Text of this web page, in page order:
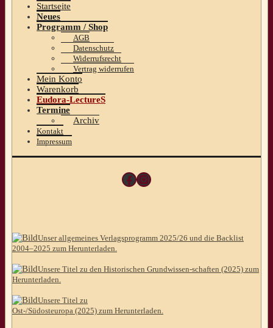
Startseite
Neues
Programm / Shop
AGB
Datenschutz
Widerrufsrecht
Vertrag widerrufen
Mein Konto
Warenkorb
Eudora-LectureS
Termine
Archiv
Kontakt
Impressum
Facebook
Instagram
Unser allgemeines Verlagsprogramm 2025/26 und die Backlist
2004–2025 zum Herunterladen.
Unsere Titel zu den Historischen Grundwissen-schaften (2025) zum
Herunterladen.
Unsere Titel zu
Ost-/Südosteuropa (2025) zum Herunterladen.